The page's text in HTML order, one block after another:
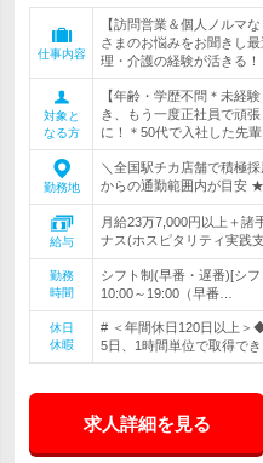
仕事内容
【訪問営業＆個人ノルマ
さまのお悩みをお聞きし
理・介護の経験が活きる！
対象と
なる方
【年齢・学歴不問＊未経
き、もう一度正社員で頑
に！＊50代で入社した先輩
勤務地
＼全国駅チカ店舗で積極
からの通勤範囲内が目安
給与
月給23万7,000円以上＋諸
ナス(ホスピタリティ実践
勤務
時間
シフト制(早番・遅番)[シフ
10:00～19:00（早番…
休日
休暇
# ＜年間休日120日以上
5日、1時間単位で取得で
求人詳細を見る